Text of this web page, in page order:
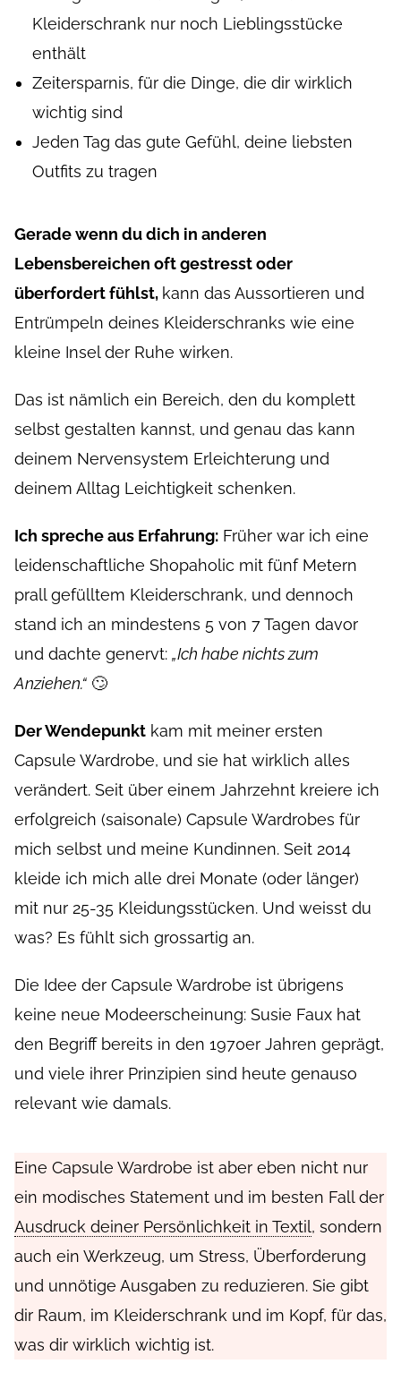
Kleiderschrank nur noch Lieblingsstücke
enthält
Zeitersparnis, für die Dinge, die dir wirklich
wichtig sind
Jeden Tag das gute Gefühl, deine liebsten
Outfits zu tragen
Gerade wenn du dich in anderen
Lebensbereichen oft gestresst oder
überfordert fühlst, kann das Aussortieren und
Entrümpeln deines Kleiderschranks wie eine
kleine Insel der Ruhe wirken.
Das ist nämlich ein Bereich, den du komplett
selbst gestalten kannst, und genau das kann
deinem Nervensystem Erleichterung und
deinem Alltag Leichtigkeit schenken.
Ich spreche aus Erfahrung:Früher war ich eine
leidenschaftliche Shopaholic mit fünf Metern
prall gefülltem Kleiderschrank, und dennoch
stand ich an mindestens 5 von 7 Tagen davor
und dachte genervt: „Ich habe nichts zum
Anziehen.“🙄
Der Wendepunktkam mit meiner ersten
Capsule Wardrobe, und sie hat wirklich alles
verändert. Seit über einem Jahrzehnt kreiere ich
erfolgreich (saisonale) Capsule Wardrobes für
mich selbst und meine Kundinnen. Seit 2014
kleide ich mich alle drei Monate (oder länger)
mit nur 25-35 Kleidungsstücken. Und weisst du
was? Es fühlt sich grossartig an.
Die Idee der Capsule Wardrobe ist übrigens
keine neue Modeerscheinung: Susie Faux hat
den Begriff bereits in den 1970er Jahren geprägt,
und viele ihrer Prinzipien sind heute genauso
relevant wie damals.
Eine Capsule Wardrobe ist aber eben nicht nur
ein modisches Statement und im besten Fall der
Ausdruck deiner Persönlichkeit in Textil, sondern
auch ein Werkzeug, um Stress, Überforderung
und unnötige Ausgaben zu reduzieren. Sie gibt
dir Raum, im Kleiderschrank und im Kopf, für das,
was dir wirklich wichtig ist.